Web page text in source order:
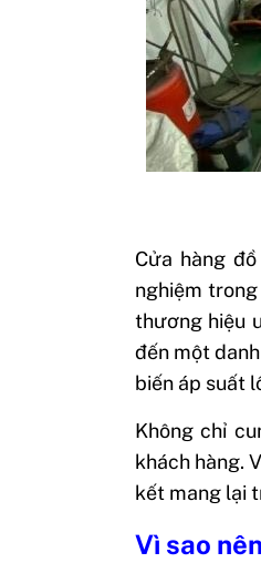
Cửa hàng
nghiệm
thương hiệu
đến một
biến áp suất
Không chỉ
khách hàng.
kết mang lại
Vì sao